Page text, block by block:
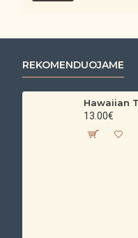
REKOMENDUOJAME
13.00€